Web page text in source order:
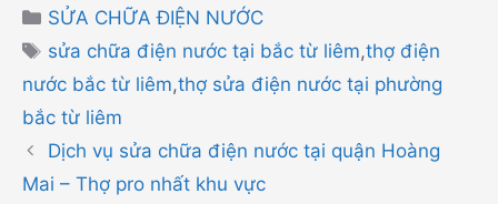
Danh
mục
SỬA CHỮA ĐIỆN NƯỚC
Thẻ
sửa chữa điện nước tại bắc từ liêm,thợ điện
nước bắc từ liêm,thợ sửa điện nước tại phường
bắc từ liêm
Dịch vụ sửa chữa điện nước tại quận Hoàng
Mai – Thợ pro nhất khu vực